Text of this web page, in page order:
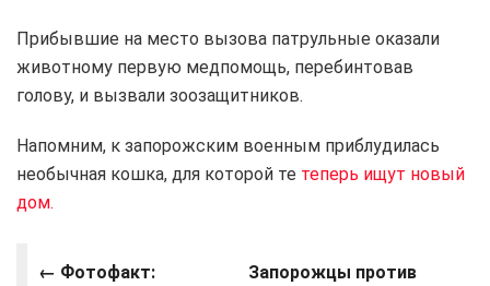
Прибывшие на место вызова патрульные оказали
животному первую медпомощь, перебинтовав
голову, и вызвали зоозащитников.
Напомним, к запорожским военным приблудилась
необычная кошка, для которой те теперь ищут новый
дом.
← Фотофакт:
Запорожцы против